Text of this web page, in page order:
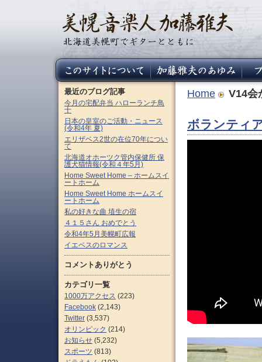
Home V14会
ボランティ
最近のブログ記事
今月の宅配弁当 ハローランチ鳥
十
日本の皇室のご活動・ニュース
(令和4年 夏)
エリザベス2世の在位70年につい
て
北海道オホーツク管内保健所 保
護犬猫情報(令和４年5月)
Home Sweet Home – ホームスイ
ートホーム
Home Sweet Home ホームスイ
ートホーム
私の好きな曲 埴生の宿
４１５さん おめでとう
令和4年5月美幌町広報
イエペスのロマンス
コメントありがとう
カテゴリ一覧
1000万アクセス (223)
Facebook (2,143)
Twitter (3,537)
オリンピック (214)
お知らせ (5,232)
スポーツ (813)